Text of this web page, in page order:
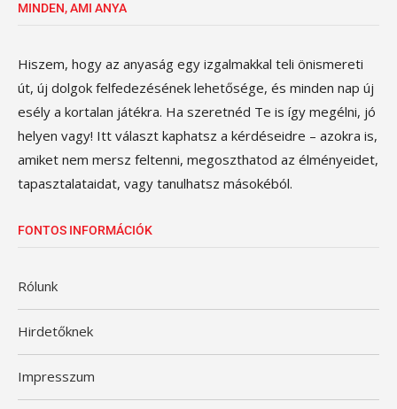
MINDEN, AMI ANYA
Hiszem, hogy az anyaság egy izgalmakkal teli önismereti
út, új dolgok felfedezésének lehetősége, és minden nap új
esély a kortalan játékra. Ha szeretnéd Te is így megélni, jó
helyen vagy! Itt választ kaphatsz a kérdéseidre – azokra is,
amiket nem mersz feltenni, megoszthatod az élményeidet,
tapasztalataidat, vagy tanulhatsz másokéból.
FONTOS INFORMÁCIÓK
Rólunk
Hirdetőknek
Impresszum